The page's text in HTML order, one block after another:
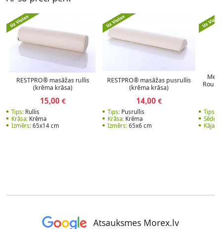
RESTPRO® masāžas rullis
(krēma krāsa)
15,00€
Tips:Rullis
Krāsa:Krēma
Izmērs:65x14 cm
RESTPRO® masāžas pusrullis
(krēma krāsa)
14,00€
Tips:Pusrullis
Krāsa:Krēma
Izmērs:65x6 cm
Tips:
Kāja:
Atsauksmes Morex.lv